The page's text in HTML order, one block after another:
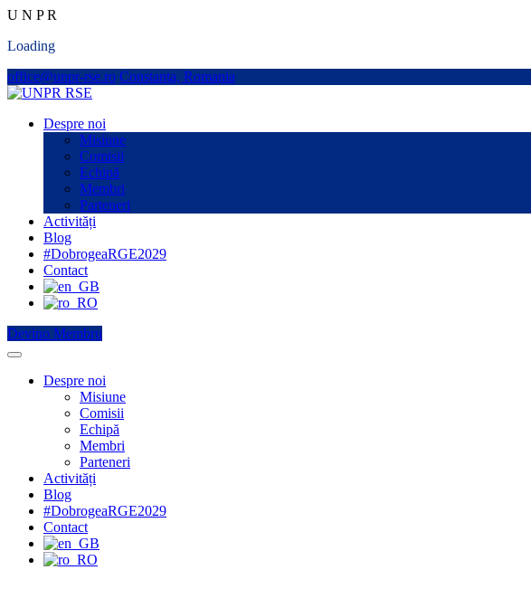
U N PR
Loading
office@unpr-rse.ro Constanta, Romania
Despre noi
Misiune
Comisii
Echipă
Membri
Parteneri
Activități
Blog
#DobrogeaRGE2029
Contact
Devino Membru
Despre noi
Misiune
Comisii
Echipă
Membri
Parteneri
Activități
Blog
#DobrogeaRGE2029
Contact